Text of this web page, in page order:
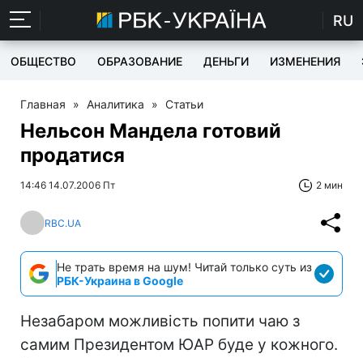
RU
ОБЩЕСТВО ОБРАЗОВАНИЕ ДЕНЬГИ ИЗМЕНЕНИЯ
Главная » Аналитика » Статьи
Нельсон Мандела готовий
продатися
14:46 14.07.2006 Пт 2 мин
RBC.UA
Не трать время на шум! Читай только суть из
РБК-Украина в Google
Незабаром можливість попити чаю з
самим Президентом ЮАР буде у кожного.